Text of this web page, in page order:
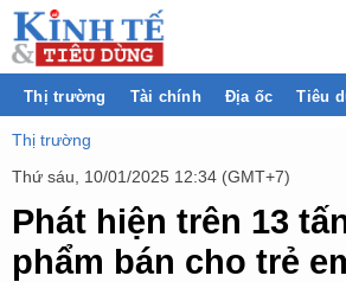
Thị trường Tài chính Địa ốc Tiêu
Thị trường
Thứ sáu, 10/01/2025 12:34 (GMT+7)
Phát hiện trên 13
phẩm bán cho trẻ